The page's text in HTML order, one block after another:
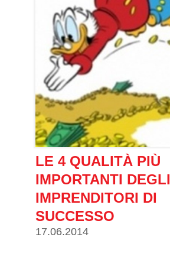
LE 4 QUALITÀ PIÙ
IMPORTANTI DEGLI
IMPRENDITORI DI
SUCCESSO
17.06.2014